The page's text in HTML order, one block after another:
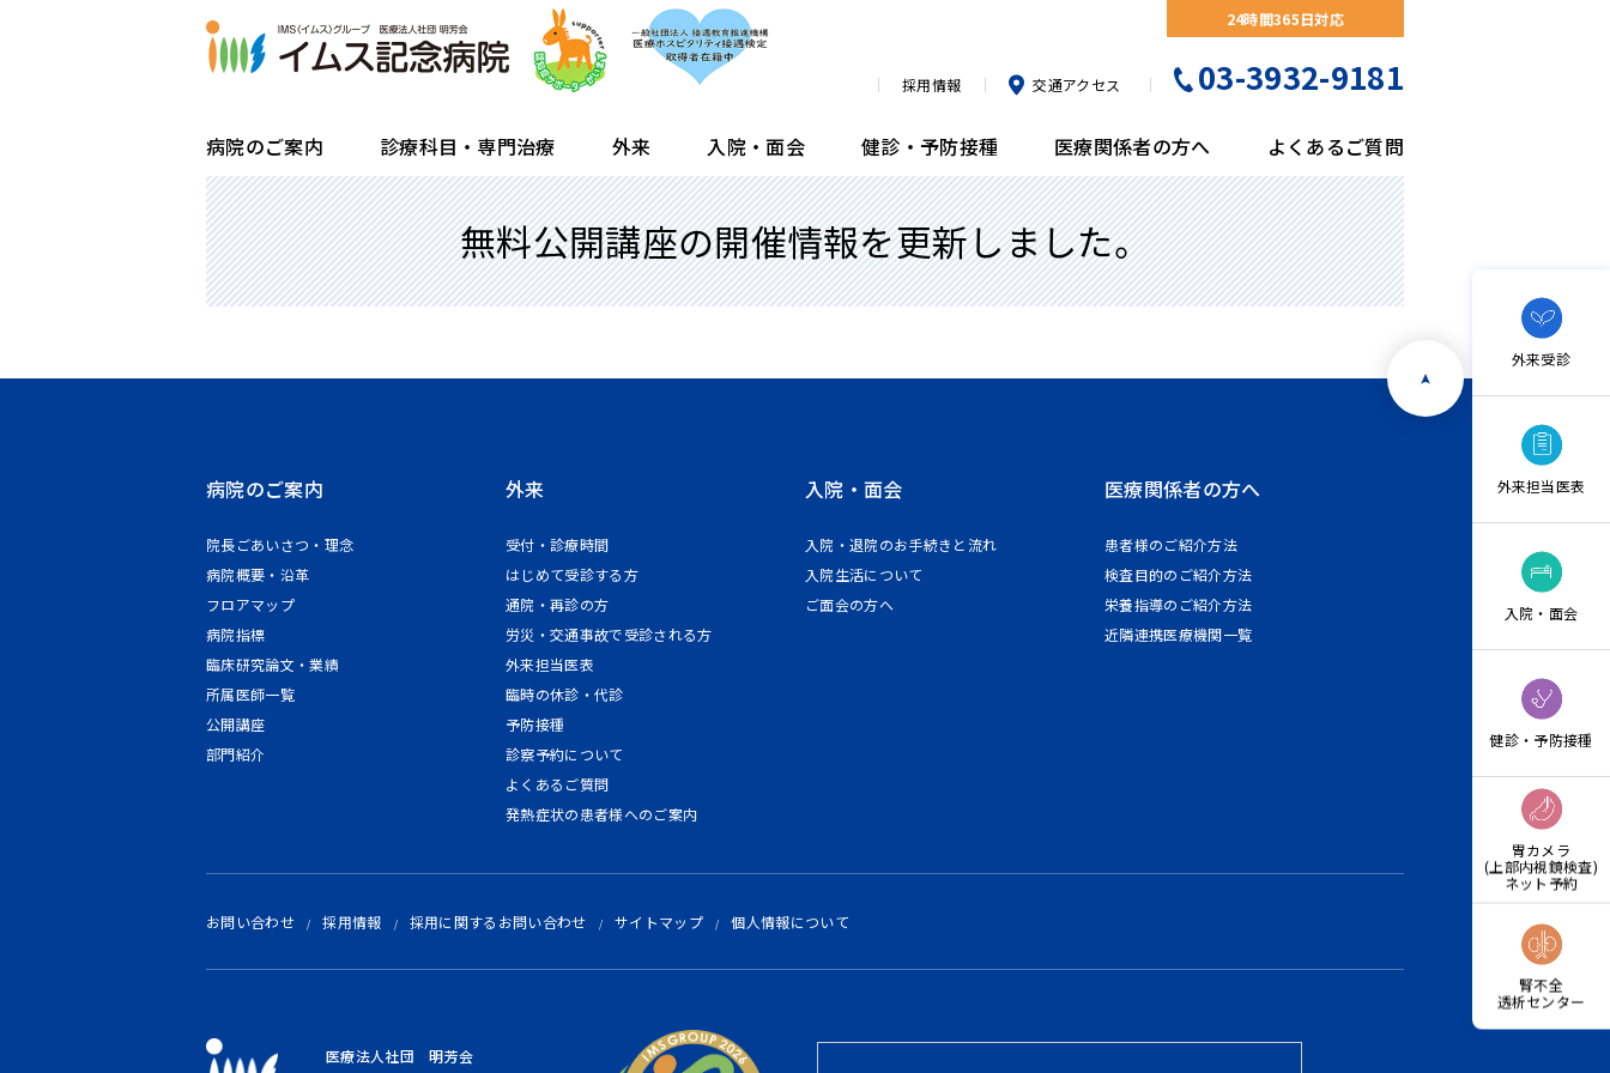
24時間365日対応
採用情報 交通アクセス 03-3932-9181
病院のご案内
院長ごあいさつ・理念
病院概要・沿革
臨床研究論文・業績
所属医師一覧
部門紹介
薬剤部 検査科 医事課
栄養科
臨床工学科
放射線科
診療科目・専門治療
糖尿病センター・内分泌代謝科
腎不全・透析センター
内科
血液内科
整形外科
泌尿器科
外来
受付・診療時間
診療科のご案内
外来担当医表
臨時の休診・代診
診察予約について
よくあるご質問
入院・面会
入院・退院のお手続きと流れ 入院生活について 面会のご案内
健診・予防接種
一般健康診断
企業健診
膝ドック
消化器ドック
ヘリコバクターピロリ菌検診
肺がん検診
医療関係者の方へ
患者様のご紹介方法
検査目的のご紹介方法
栄養指導のご紹介方法 近隣連携医療機関一覧
よくあるご質問
外来受診
外来担当医表
入院・面会
健診・予防接種
胃カメラ
(上部内視鏡検査)
ネット予約
腎不全
透析センター
無料公開講座の開催情報を更新しました。
病院のご案内
院長ごあいさつ・理念
病院概要・沿革
フロアマップ
病院指標
臨床研究論文・業績
所属医師一覧
公開講座
部門紹介
外来
受付・診療時間
はじめて受診する方
通院・再診の方
労災・交通事故で受診される方
外来担当医表
臨時の休診・代診
予防接種
診察予約について
よくあるご質問
発熱症状の患者様へのご案内
入院・面会
入院・退院のお手続きと流れ
入院生活について
ご面会の方へ
医療関係者の方へ
患者様のご紹介方法
検査目的のご紹介方法
栄養指導のご紹介方法
近隣連携医療機関一覧
お問い合わせ 採用情報 採用に関するお問い合わせ サイトマップ 個人情報について
医療法人社団 明芳会